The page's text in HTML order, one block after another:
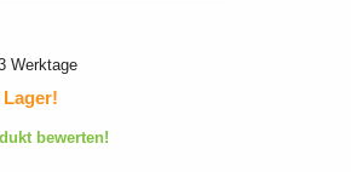
Werktage
bewerten!